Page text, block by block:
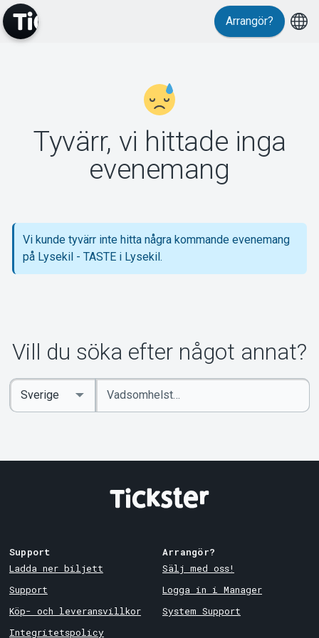
Support
Om Tickster
Arrangör?
Tyvärr, vi hittade inga
evenemang
Vi kunde tyvärr inte hitta några kommande evenemang
på Lysekil - TASTE i Lysekil.
Vill du söka efter något annat?
Ange
sökord
Select
Country
Support
Ladda ner biljett
Support
Köp- och leveransvillkor
Integritetspolicy
Arrangör?
Sälj med oss!
Logga in i Manager
System Support